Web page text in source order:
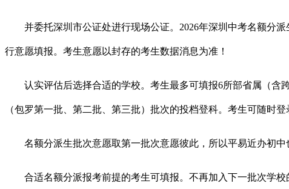
并委托深圳市公证处进行现场公证。2026年深圳中考名额分派
行意愿填报。考生意愿以封存的考生数据消息为准！
认实评估后选择合适的学校。考生最多可填报6所部省属（含
（包罗第一批、第二批、第三批）批次的投档登科。考生可随时
名额分派生批次意愿取第一批次意愿彼此，所以平易近办初中
合适名额分派报考前提的考生可填报。不再加入下一批次学校